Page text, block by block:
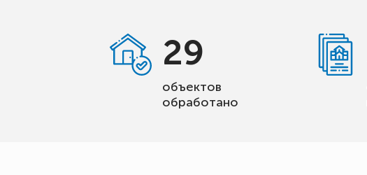
29
объектов
обработано